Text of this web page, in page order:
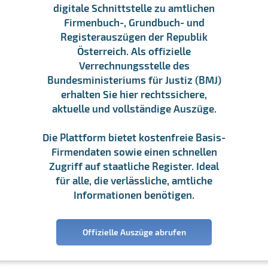
digitale Schnittstelle zu amtlichen
Firmenbuch-, Grundbuch- und
Registerauszügen der Republik
Österreich. Als offizielle
Verrechnungsstelle des
Bundesministeriums für Justiz (BMJ)
erhalten Sie hier rechtssichere,
aktuelle und vollständige Auszüge.
Die Plattform bietet kostenfreie Basis-
Firmendaten sowie einen schnellen
Zugriff auf staatliche Register. Ideal
für alle, die verlässliche, amtliche
Informationen benötigen.
Offizielle Auszüge abrufen